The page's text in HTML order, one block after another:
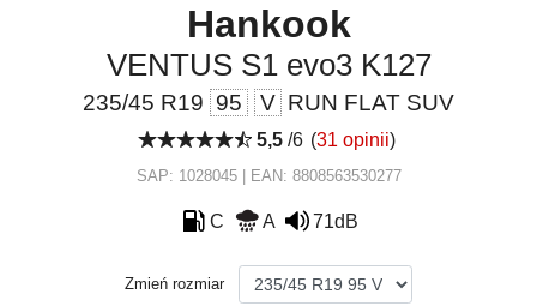
Hankook
VENTUS S1 evo3 K127
235/45 R19 95 V RUN FLAT SUV
5,5/6 (31 opinii)
SAP: 1028045 | EAN: 8808563530277
C A 71dB
Zmień rozmiar